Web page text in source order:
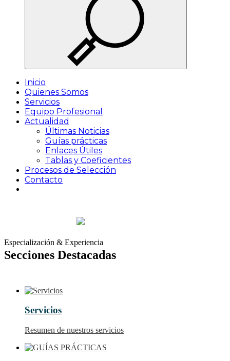
Inicio
Quienes Somos
Servicios
Equipo Profesional
Actualidad
Últimas Noticias
Guías prácticas
Enlaces Útiles
Tablas y Coeficientes
Procesos de Selección
Contacto
Especialización & Experiencia
Secciones Destacadas
Servicios
Resumen de nuestros servicios